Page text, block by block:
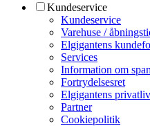
Kundeservice
Kundeservice
Varehuse /
Elgigantens
Services
Information om
Fortrydelsesret
Elgigantens
Partner
Cookiepolitik